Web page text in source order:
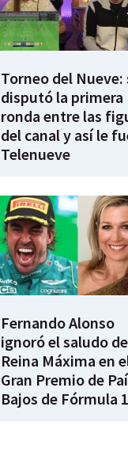
Torneo del Nueve:
disputó la primera
ronda entre las
del canal y así le
Telenueve
Fernando Alonso
ignoró el saludo
Reina Máxima en
Gran Premio de
Bajos de Fórmula 1